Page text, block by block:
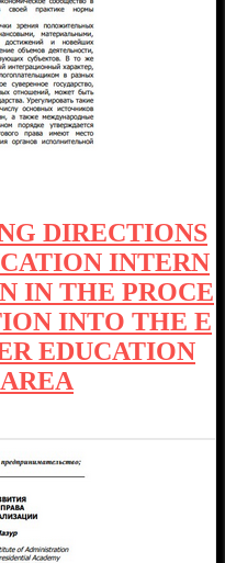
DIRECTIONS
INTERN
IN THE PROCE
INTO THE E
EDUCATION